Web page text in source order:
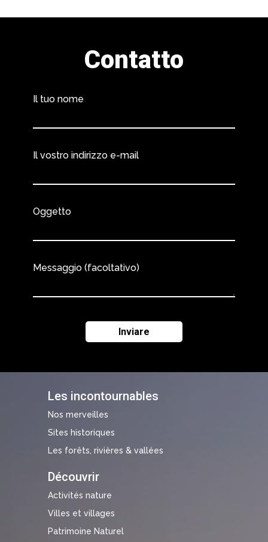
Les incontournables
Nos merveilles
Sites historiques
Les forêts, rivières & vallées
Découvrir
Activités nature
Villes et villages
Patrimoine Naturel
Contatto
Il tuo nome
Il vostro indirizzo e-mail
Oggetto
Messaggio (facoltativo)